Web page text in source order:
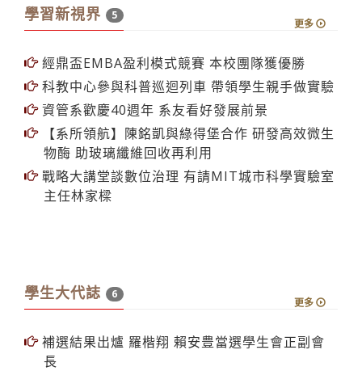
學習新視界 5
更多
經鼎盃EMBA盈利模式競賽 本校團隊獲優勝
科教中心參與科普巡迴列車 帶領學生親手做實驗
資管系歡慶40週年 系友看好發展前景
【系所領航】陳銘凱與綠得堡合作 研發高效微生
物酶 助玻璃纖維回收再利用
戰略大講堂談數位治理 有請MIT城市科學實驗室
主任林家樑
學生大代誌 6
更多
補選結果出爐 羅楷翔 賴安豊當選學生會正副會
長